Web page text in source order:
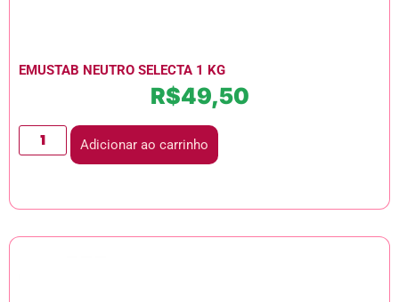
EMUSTAB NEUTRO SELECTA 1 KG
R$49,50
Adicionar ao carrinho